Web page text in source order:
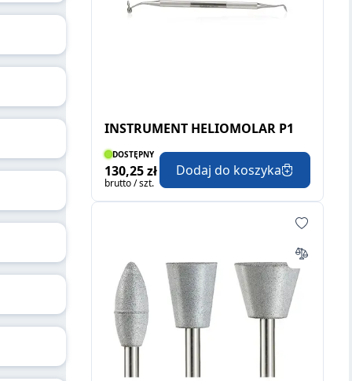
INSTRUMENT HELIOMOLAR P1
DOSTĘPNY
130,25 zł
brutto / szt.
Dodaj do koszyka